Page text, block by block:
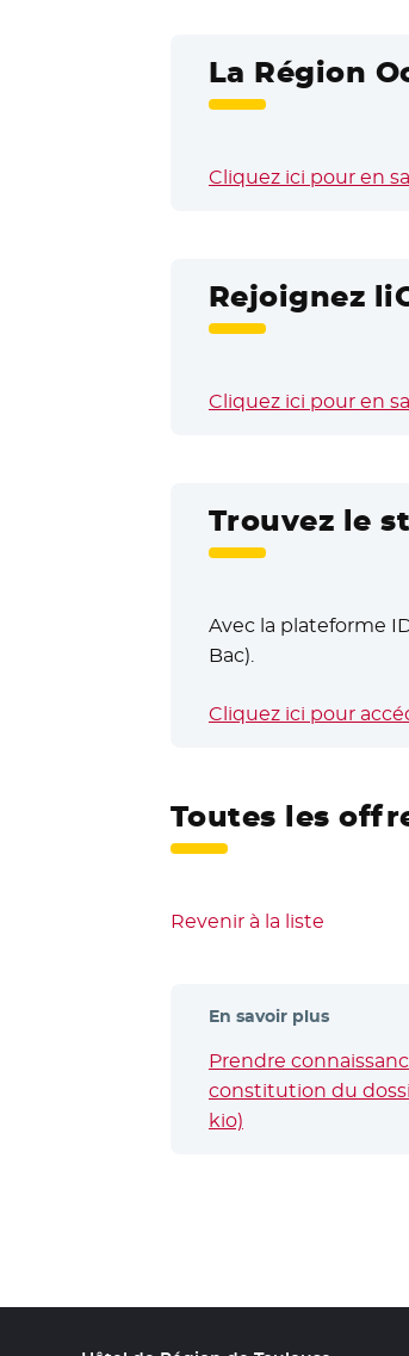
La Région
Cliquez ici pour en
Rejoignez
Cliquez ici pour en
Trouvez le
Avec la plateforme
Bac).
Cliquez ici pour
Toutes les
Revenir à la liste
En savoir plus
Prendre
constitution du
kio)